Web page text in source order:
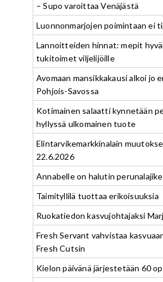
– Supo varoittaa Venäjästä
Luonnonmarjojen poimintaan ei
Lannoitteiden hinnat: mepit
tukitoimet viljelijöille
Avomaan mansikkakausi alkoi jo
Pohjois-Savossa
Kotimainen salaatti kynnetään
hyllyssä ulkomainen tuote
Elintarvikemarkkinalain
22.6.2026
Annabelle on halutin perunalajike
Taimityllilä tuottaa erikoisuuksia
Ruokatiedon kasvujohtajaksi
Fresh Servant vahvistaa
Fresh Cutsin
Kielon päivänä järjestetään 60